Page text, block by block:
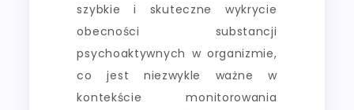
szybkie i skuteczne wykrycie
obecności substancji
psychoaktywnych w organizmie,
co jest niezwykle ważne w
kontekście monitorowania